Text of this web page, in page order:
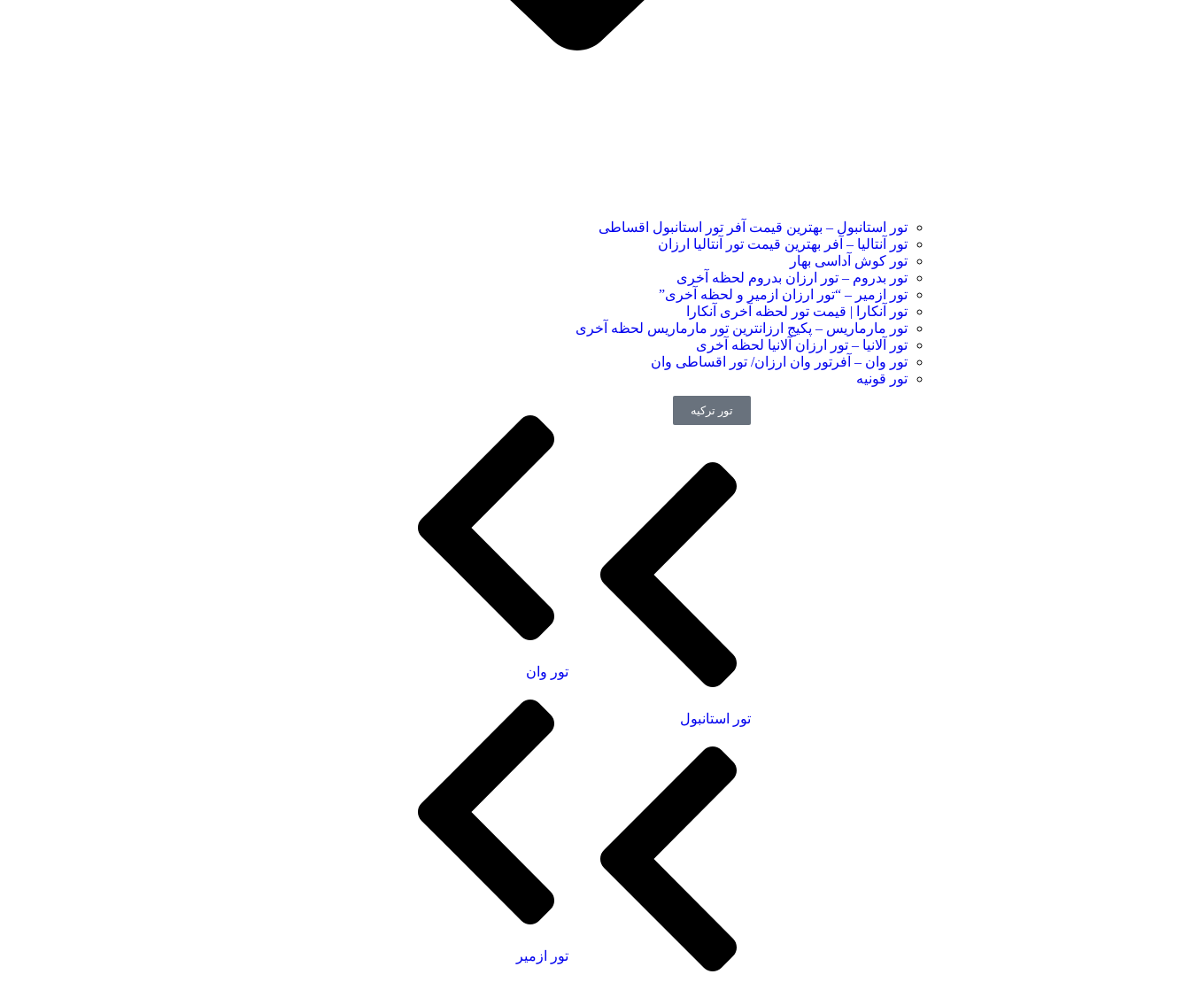
تور استانبول – بهترین قیمت آفر تور استانبول اقساطی
تور آنتالیا – آفر بهترین قیمت تور آنتالیا ارزان
تور کوش آداسی بهار
تور بدروم – تور ارزان بدروم لحظه آخری
تور ازمیر – “تور ارزان ازمیر و لحظه آخری”
تور آنکارا | قیمت تور لحظه آخری آنکارا
تور مارماریس – پکیج ارزانترین تور مارماریس لحظه آخری
تور آلانیا – تور ارزان آلانیا لحظه آخری
تور وان – آفرتور وان ارزان/ تور اقساطی وان
تور قونیه
تور ترکیه
تور استانبول
تور وان
تور ازمیر